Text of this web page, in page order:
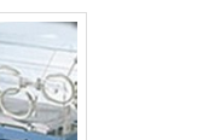
a
Técnica
tem se